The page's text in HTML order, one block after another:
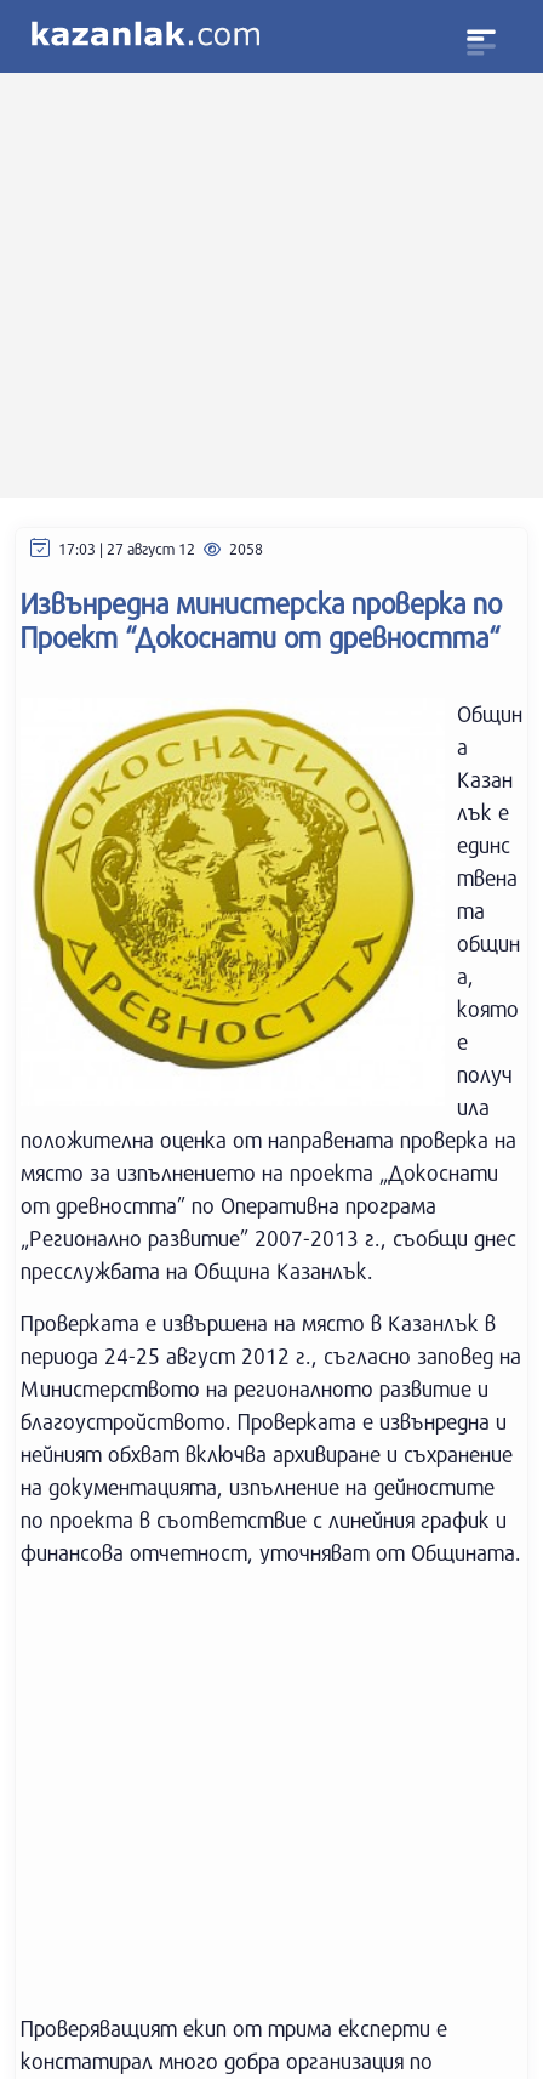
17:03 | 27 август 12 2058
Извънредна министерска проверка по
Проект “Докоснати от древността“
Общин
а
Казан
лък е
единс
твена
та
общин
а,
която
е
получ
ила
положителна оценка от направената проверка на
място за изпълнението на проекта „Докоснати
от древността” по Оперативна програма
„Регионално развитие” 2007-2013 г., съобщи днес
пресслужбата на Община Казанлък.
Проверката е извършена на място в Казанлък в
периода 24-25 август 2012 г., съгласно заповед на
Министерството на регионалното развитие и
благоустройството. Проверката е извънредна и
нейният обхват включва архивиране и съхранение
на документацията, изпълнение на дейностите
по проекта в съответствие с линейния график и
финансова отчетност, уточняват от Общината.
Проверяващият екип от трима експерти е
констатирал много добра организация по